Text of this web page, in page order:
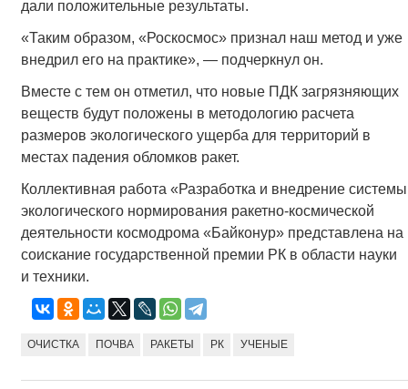
дали положительные результаты.
«Таким образом, «Роскосмос» признал наш метод и уже
внедрил его на практике», — подчеркнул он.
Вместе с тем он отметил, что новые ПДК загрязняющих
веществ будут положены в методологию расчета
размеров экологического ущерба для территорий в
местах падения обломков ракет.
Коллективная работа «Разработка и внедрение системы
экологического нормирования ракетно-космической
деятельности космодрома «Байконур» представлена на
соискание государственной премии РК в области науки
и техники.
ОЧИСТКА ПОЧВА РАКЕТЫ РК УЧЕНЫЕ